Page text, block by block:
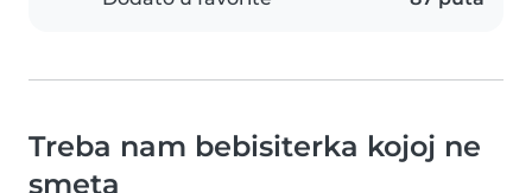
Treba nam bebisiterka kojoj ne
smeta